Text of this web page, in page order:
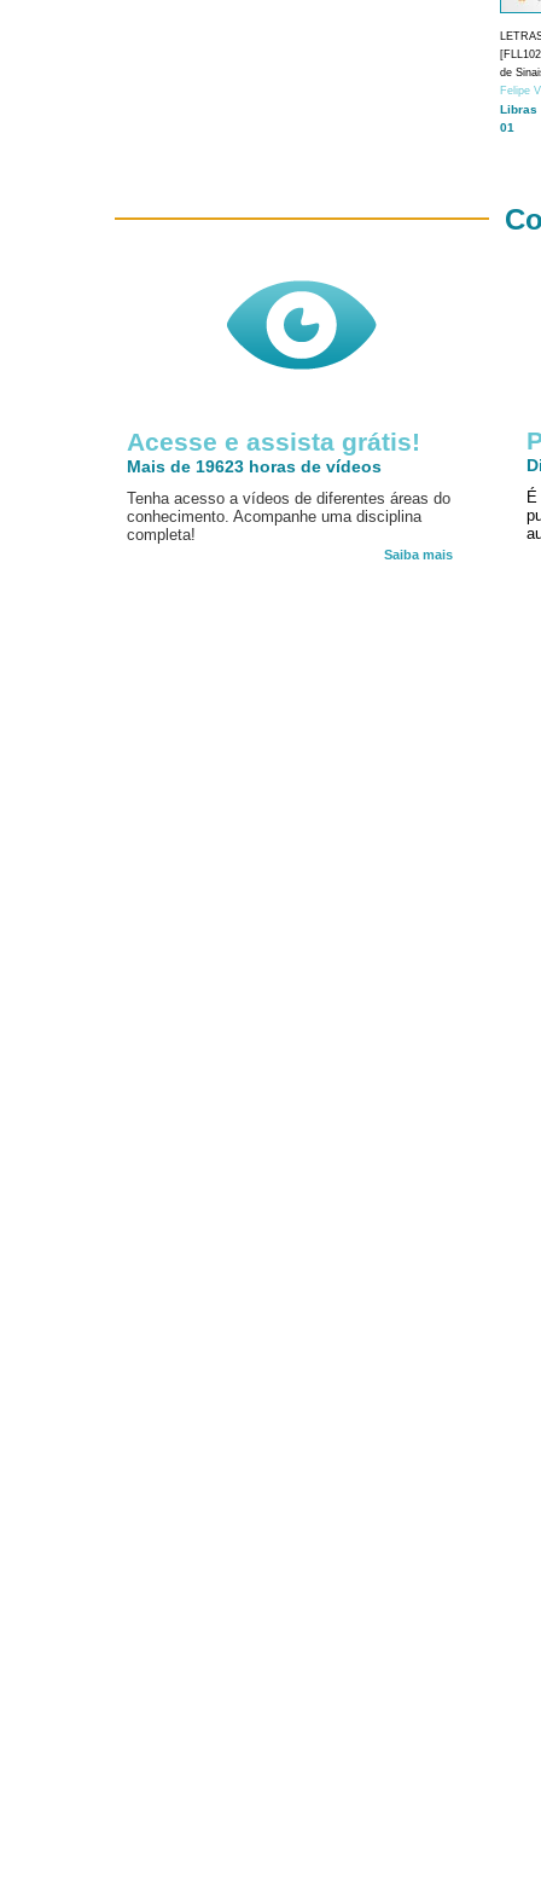
de
Felipe
Libras
01
Acesse e assista grátis!
Mais de 19623 horas de vídeos
Tenha acesso a vídeos de diferentes áreas do
conhecimento. Acompanhe uma disciplina
completa!
Saiba mais